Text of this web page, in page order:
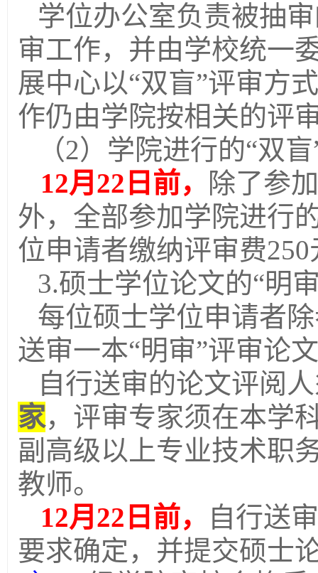
学位办公室负责被抽
审工作，并由学校统一
展中心以“双盲”评审方
作仍由学院按相关的评
（2）学院进行的“双
12月 22 日前，
除了参
外，全部参加学院进行
位申请者缴纳评审费250
3.硕士学位论文的“明
每位硕士学位申请者
送审一本“明审”评审论
自行送审的论文评阅
家，评审专家须在本学
副高级以上专业技术职
教师。
12月 22 日前，
自行送
要求确定，并提交硕士